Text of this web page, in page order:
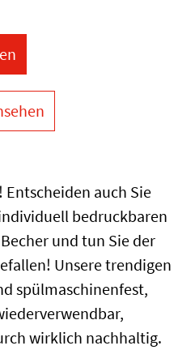
auch Sie
bedruckbaren
und tun Sie der
Unsere trendigen
spülmaschinenfest,
wirklich nachhaltig.